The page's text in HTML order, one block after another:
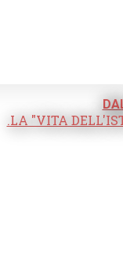
.LA "VITA